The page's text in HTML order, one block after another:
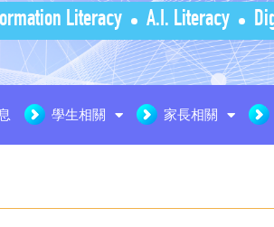
Literacy A.I. Literacy
學生相關 家長相關